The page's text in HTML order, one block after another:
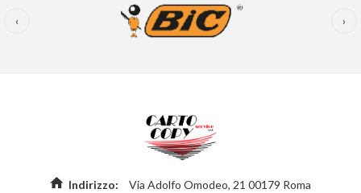
‹ ›
Indirizzo:
Via Adolfo Omodeo, 21 00179 Roma